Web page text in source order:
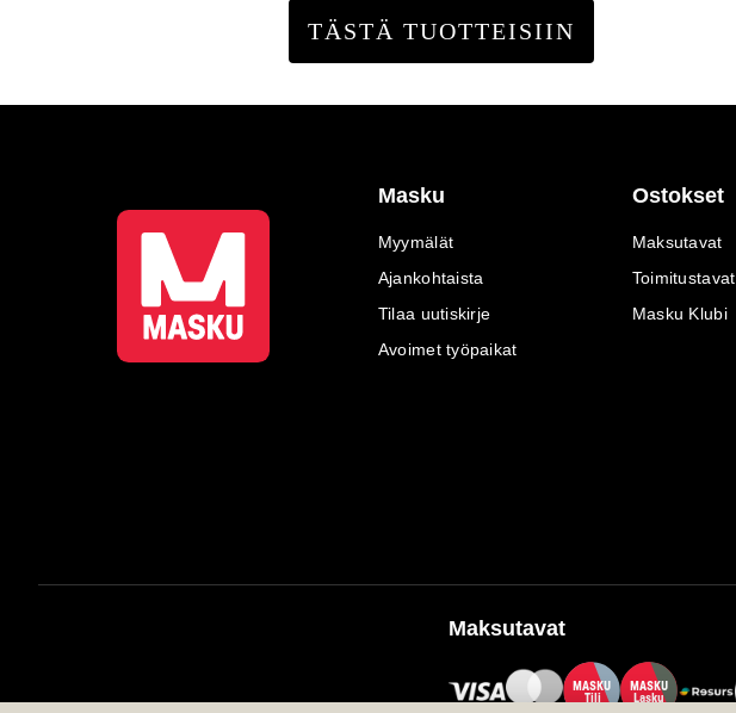
TÄSTÄ TUOTTEISIIN
Masku
Myymälät
Ajankohtaista
Tilaa uutiskirje
Avoimet työpaikat
Ostokset
Maksutavat
Toimitustavat
Masku Klubi
Maksutavat
MASKU
Tili
MASKU
Lasku